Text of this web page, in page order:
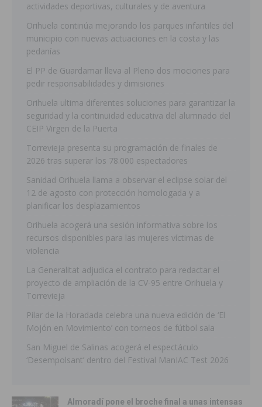
actividades deportivas, culturales y de aventura
Orihuela continúa mejorando los parques infantiles del
municipio con nuevas actuaciones en la costa y las
pedanías
El PP de Guardamar lleva al Pleno dos mociones para
pedir responsabilidades y dimisiones
Orihuela ultima diferentes soluciones para garantizar la
seguridad y la continuidad educativa del alumnado del
CEIP Virgen de la Puerta
Torrevieja presenta su programación de finales de
2026 tras superar los 78.000 espectadores
Sanidad Orihuela llama a observar el eclipse solar del
12 de agosto con protección homologada y a
planificar los desplazamientos
Orihuela acogerá una sesión informativa sobre los
recursos disponibles para las mujeres víctimas de
violencia
La Generalitat adjudica el contrato para redactar el
proyecto de ampliación de la CV-95 entre Orihuela y
Torrevieja
Pilar de la Horadada celebra una nueva edición de ‘El
Mojón en Movimiento’ con torneos de fútbol sala
San Miguel de Salinas acogerá el espectáculo
‘Desempolsant’ dentro del Festival ManIAC Test 2026
Almoradí pone el broche final a unas intensas